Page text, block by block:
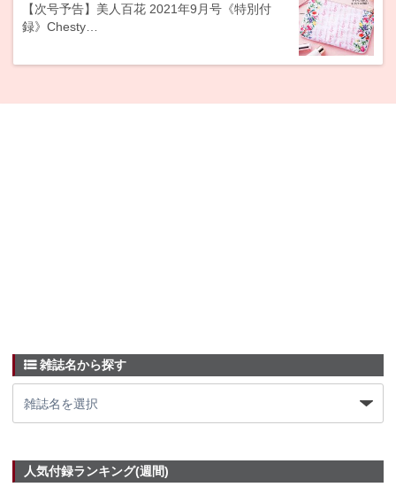
【次号予告】美人百花 2021年9月号《特別付
録》Chesty…
雑誌名から探す
人気付録ランキング(週間)